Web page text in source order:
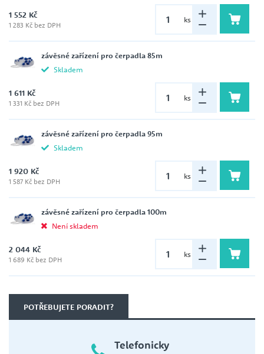
1 552 Kč
1 283 Kč bez DPH
ks
závěsné zařízení pro čerpadla 85m
Skladem
1 611 Kč
1 331 Kč bez DPH
ks
závěsné zařízení pro čerpadla 95m
Skladem
1 920 Kč
1 587 Kč bez DPH
ks
závěsné zařízení pro čerpadla 100m
Není skladem
2 044 Kč
1 689 Kč bez DPH
ks
POTŘEBUJETE PORADIT?
Telefonicky